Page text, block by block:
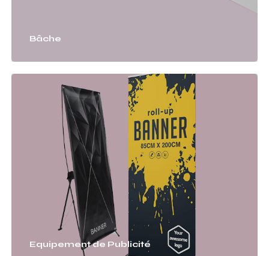
Bâche
Equipement de Publicité